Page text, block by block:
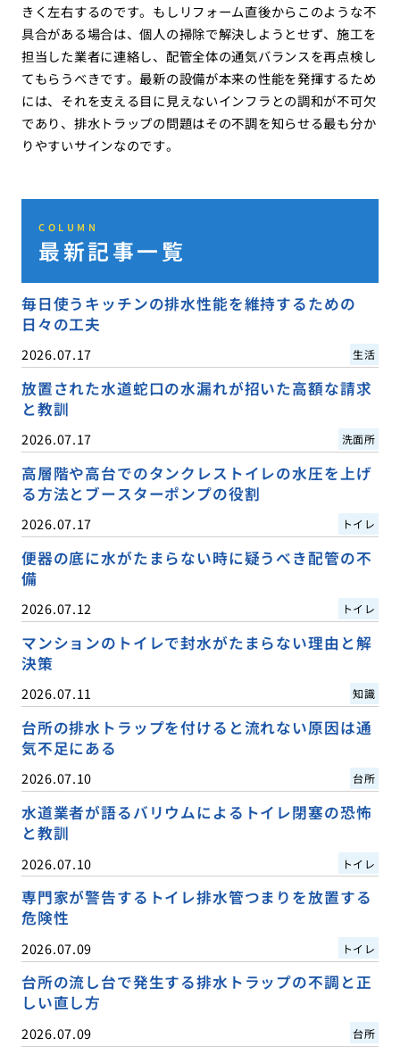
きく左右するのです。もしリフォーム直後からこのような不
具合がある場合は、個人の掃除で解決しようとせず、施工を
担当した業者に連絡し、配管全体の通気バランスを再点検し
てもらうべきです。最新の設備が本来の性能を発揮するため
には、それを支える目に見えないインフラとの調和が不可欠
であり、排水トラップの問題はその不調を知らせる最も分か
りやすいサインなのです。
COLUMN
最新記事一覧
毎日使うキッチンの排水性能を維持するための
日々の工夫
2026.07.17 生活
放置された水道蛇口の水漏れが招いた高額な請求
と教訓
2026.07.17 洗面所
高層階や高台でのタンクレストイレの水圧を上げ
る方法とブースターポンプの役割
2026.07.17 トイレ
便器の底に水がたまらない時に疑うべき配管の不
備
2026.07.12 トイレ
マンションのトイレで封水がたまらない理由と解
決策
2026.07.11 知識
台所の排水トラップを付けると流れない原因は通
気不足にある
2026.07.10 台所
水道業者が語るバリウムによるトイレ閉塞の恐怖
と教訓
2026.07.10 トイレ
専門家が警告するトイレ排水管つまりを放置する
危険性
2026.07.09 トイレ
台所の流し台で発生する排水トラップの不調と正
しい直し方
2026.07.09 台所